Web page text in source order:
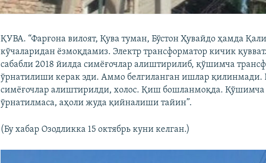
ҚУВА. “Фарғона вилоят, Қува туман, Бўстон Ҳувайдо ҳамда
кўчаларидан ёзмоқдамиз. Электр трансформатор кичик
сабабли 2018 йилда симёғочлар алиштирилиб, қўшимча
ўрнатилиши керак эди. Аммо белгиланган ишлар қилинмади.
симёғочлар алиштирилди, холос. Қиш бошланмоқда. Қўшимча
ўрнатилмаса, аҳоли жуда қийналиши тайин”.
(Бу хабар Озодликка 15 октябрь куни келган.)